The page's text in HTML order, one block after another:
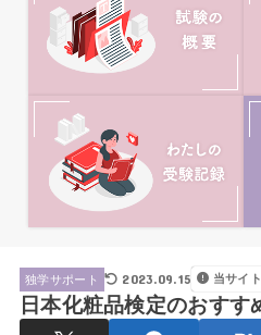
独学サポート 2023.09.15 当サイ
日本化粧品検定のおす